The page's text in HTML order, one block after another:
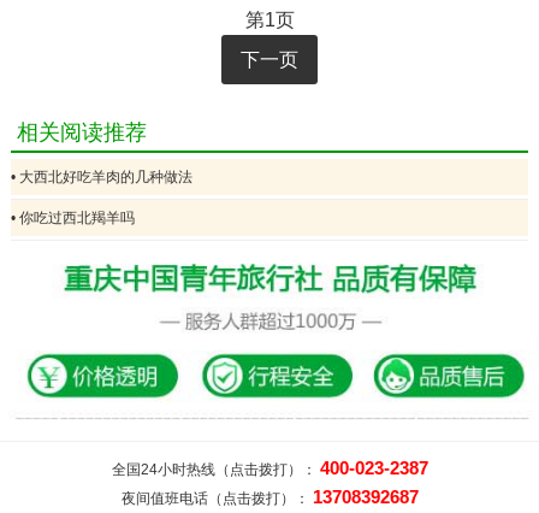
第1页
下一页
相关阅读推荐
• 大西北好吃羊肉的几种做法
• 你吃过西北羯羊吗
全国24小时热线（点击拨打）： 400-023-2387
夜间值班电话（点击拨打）： 13708392687